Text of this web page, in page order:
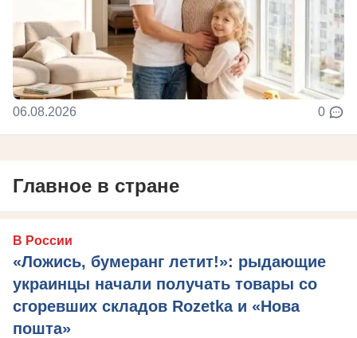
06.08.2026 0
Главное в стране
В России
«Ложись, бумеранг летит!»: рыдающие
украинцы начали получать товары со
сгоревших складов Rozetka и «Нова
пошта»